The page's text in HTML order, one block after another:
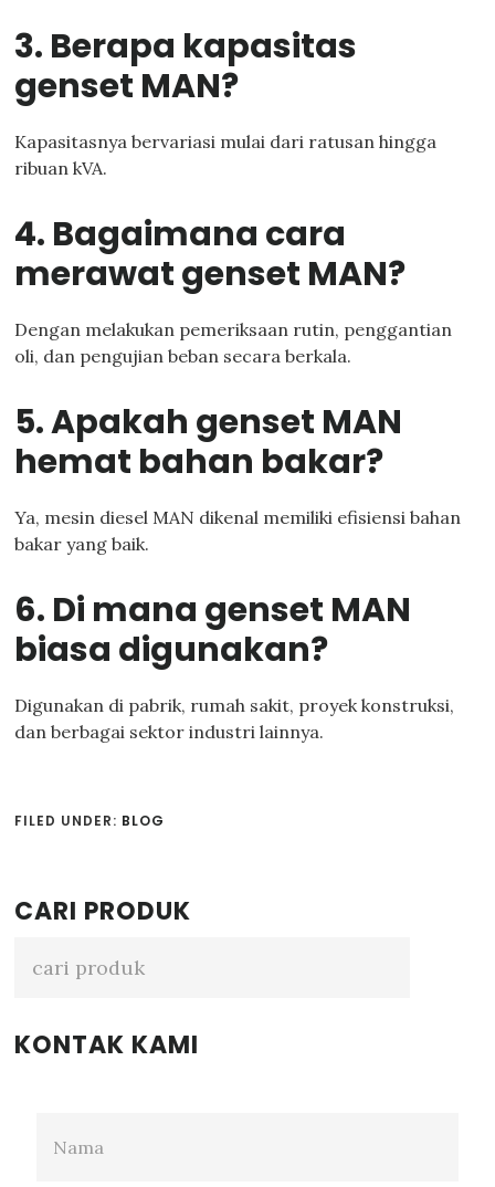
3. Berapa kapasitas
genset MAN?
Kapasitasnya bervariasi mulai dari ratusan hingga
ribuan kVA.
4. Bagaimana cara
merawat genset MAN?
Dengan melakukan pemeriksaan rutin, penggantian
oli, dan pengujian beban secara berkala.
5. Apakah genset MAN
hemat bahan bakar?
Ya, mesin diesel MAN dikenal memiliki efisiensi bahan
bakar yang baik.
6. Di mana genset MAN
biasa digunakan?
Digunakan di pabrik, rumah sakit, proyek konstruksi,
dan berbagai sektor industri lainnya.
FILED UNDER: BLOG
Primary
Sidebar
CARI PRODUK
KONTAK KAMI